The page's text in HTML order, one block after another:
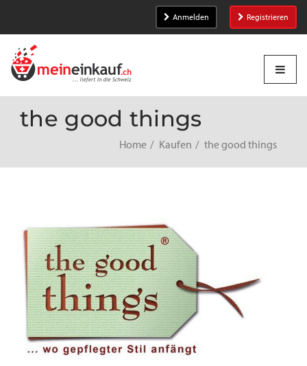
Anmelden Registrieren
the good things
Home Kaufen the good things